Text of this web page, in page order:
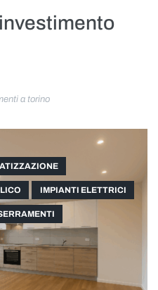
a torino
IMPIANTI ELETTRICI